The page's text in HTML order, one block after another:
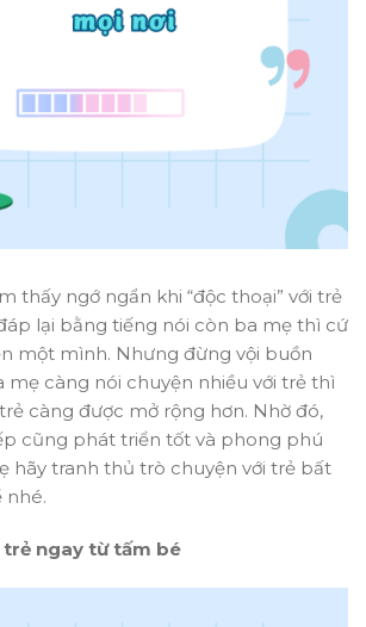
thấy ngớ ngẩn khi “độc thoại” với trẻ
lại bằng tiếng nói còn ba mẹ thì cứ
một mình. Nhưng đừng vội buồn
mẹ càng nói chuyện nhiều với trẻ thì
càng được mở rộng hơn. Nhờ đó,
cũng phát triển tốt và phong phú
hãy tranh thủ trò chuyện với trẻ bất
nhé.
ngay từ tấm bé